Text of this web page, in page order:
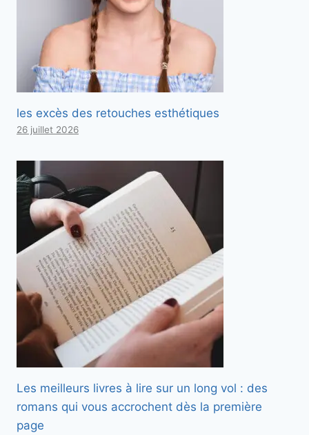
les excès des retouches esthétiques
26 juillet 2026
Les meilleurs livres à lire sur un long vol : des
romans qui vous accrochent dès la première
page